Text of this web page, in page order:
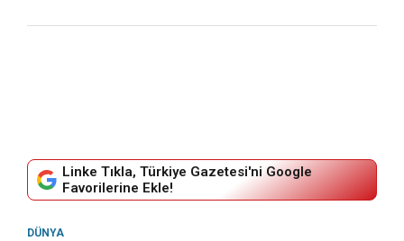
Linke Tıkla, Türkiye Gazetesi'ni Google
Favorilerine Ekle!
DÜNYA